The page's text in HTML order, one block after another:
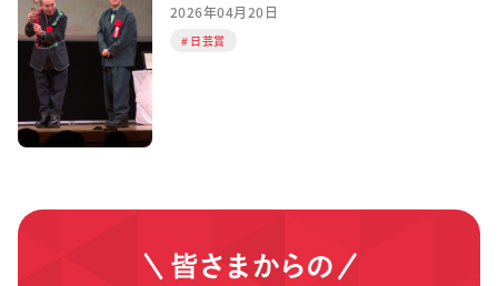
2026年04月20日
日芸賞